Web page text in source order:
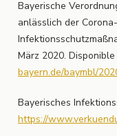
Bayerische
anlässlich der
März 2020. Disponible
bayern.de/baymbl/
Bayerisches
https://